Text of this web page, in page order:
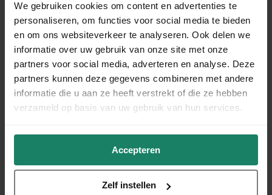
We gebruiken cookies om content en advertenties te
personaliseren, om functies voor social media te bieden
en om ons websiteverkeer te analyseren. Ook delen we
informatie over uw gebruik van onze site met onze
partners voor social media, adverteren en analyse. Deze
partners kunnen deze gegevens combineren met andere
informatie die u aan ze heeft verstrekt of die ze hebben
verzameld op basis van uw gebruik van hun services.
Accepteren
Zelf instellen